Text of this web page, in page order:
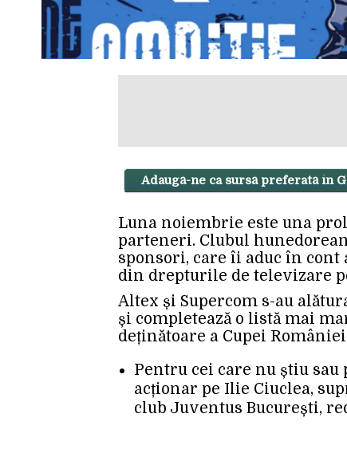
Adaugă-ne ca sursă preferată în
Luna noiembrie este una
parteneri. Clubul
sponsori, care îi aduc în cont
din drepturile de televizare
Altex și Supercom s-au
și completează o listă mai
deținătoare a Cupei
Pentru cei care nu știu sau
acționar pe Ilie Ciuclea,
club Juventus București,